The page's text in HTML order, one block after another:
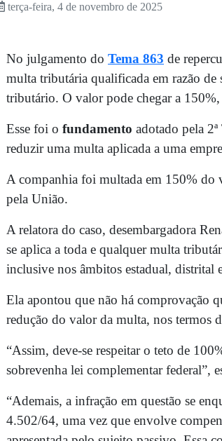
terça-feira, 4 de novembro de 2025
No julgamento do Tema 863 de
multa tributária qualificada em razão
tributário. O valor pode chegar a 150%,
Esse foi o fundamento adotado pela
reduzir uma multa aplicada a uma
A companhia foi multada em 150% do
pela União.
A relatora do caso, desembargadora
se aplica a toda e qualquer multa
inclusive nos âmbitos estadual, distrital
Ela apontou que não há comprovação
redução do valor da multa, nos termos
“Assim, deve-se respeitar o teto de
sobrevenha lei complementar federal”,
“Ademais, a infração em questão se
4.502/64, uma vez que envolve